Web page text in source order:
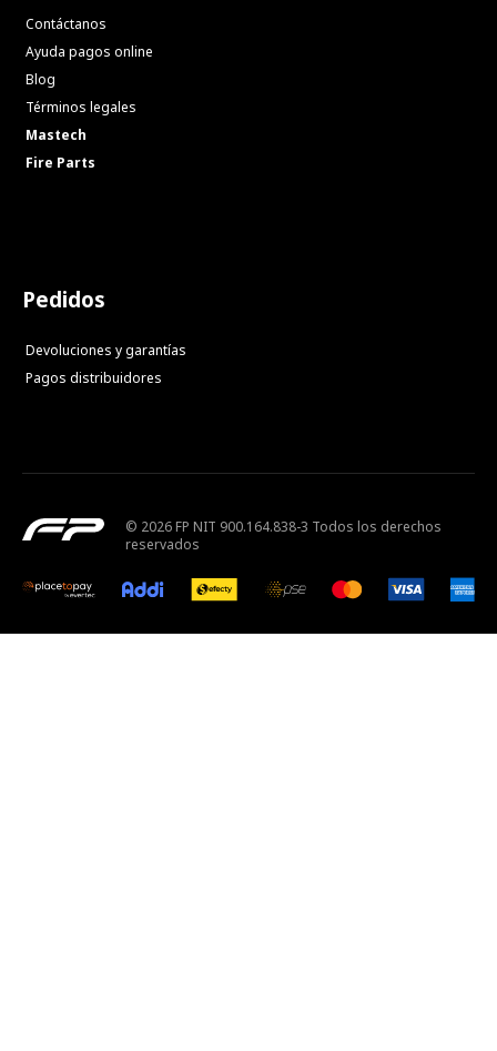
Contáctanos
Ayuda pagos online
Blog
Términos legales
Mastech
Fire Parts
Pedidos
Devoluciones y garantías
Pagos distribuidores
© 2026 FP NIT 900.164.838-3 Todos los derechos
reservados